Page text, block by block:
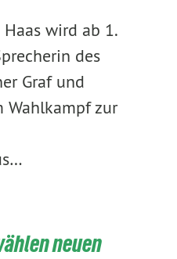
wird ab 1.
des
Graf und
Wahlkampf zur
neuen